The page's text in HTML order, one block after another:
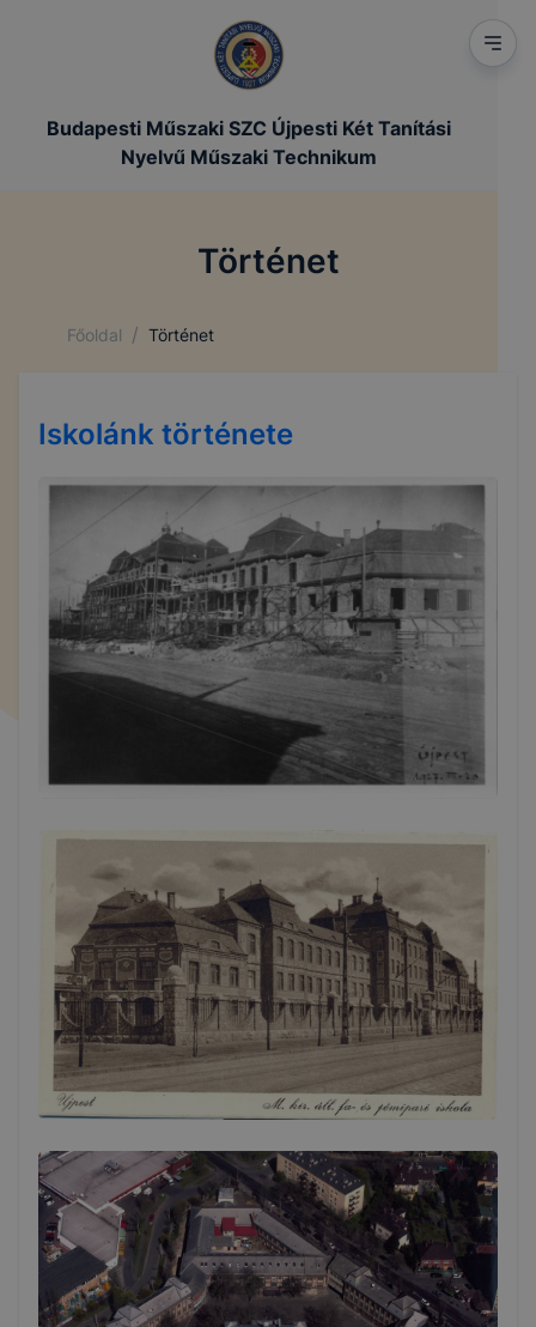
Budapesti Műszaki SZC Újpesti Két Tanítási
Nyelvű Műszaki Technikum
Történet
Főoldal / Történet
Iskolánk története